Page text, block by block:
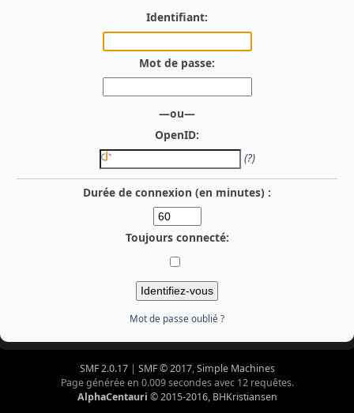
Identifiant:
Mot de passe:
—ou—
OpenID:
(?)
Durée de connexion (en minutes) :
Toujours connecté:
Mot de passe oublié ?
SMF 2.0.17| SMF © 2017,Simple Machines
Page générée en 0.009 secondes avec 12 requêtes.
AlphaCentauri © 2015-2016, BHKristiansen